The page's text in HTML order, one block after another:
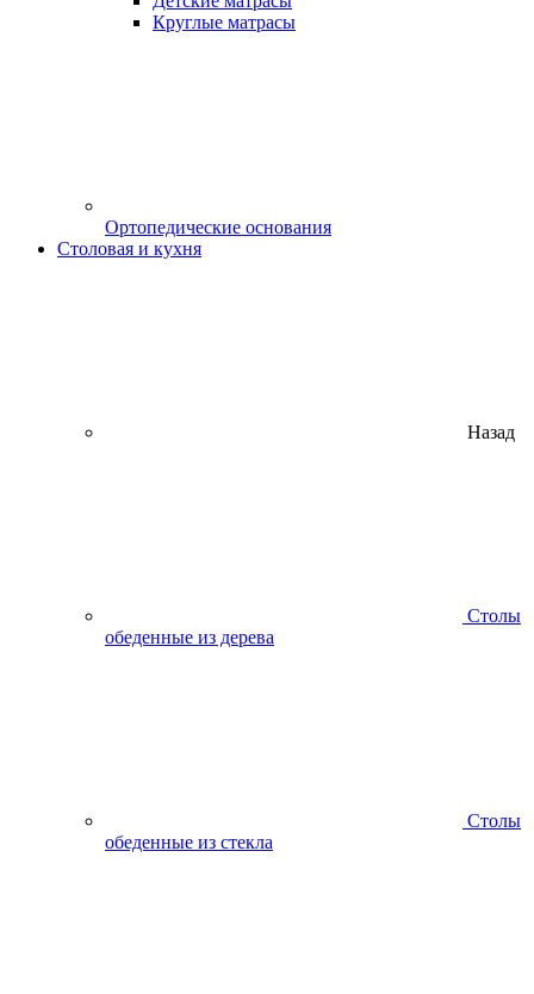
Круглые матрасы
Ортопедические основания
Столовая и кухня
Назад
Столы
обеденные из дерева
Столы
обеденные из стекла